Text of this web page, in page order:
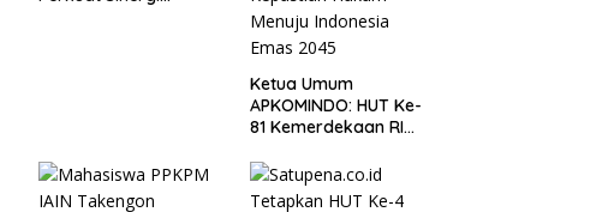
Ketua Umum
APKOMINDO: HUT Ke-
81 Kemerdekaan RI
Memperkuat
Kedaulatan Digital,